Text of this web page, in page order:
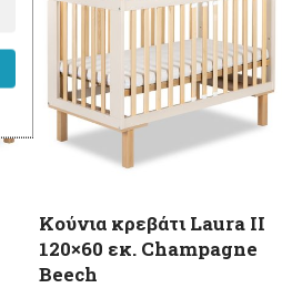
Κούνια κρεβάτι Laura II
120×60 εκ. Champagne
Beech